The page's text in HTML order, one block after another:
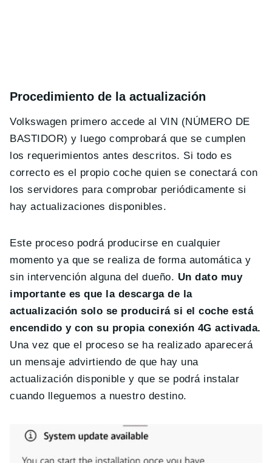
Procedimiento de la actualización
Volkswagen primero accede al VIN (NÚMERO DE
BASTIDOR) y luego comprobará que se cumplen
los requerimientos antes descritos. Si todo es
correcto es el propio coche quien se conectará con
los servidores para comprobar periódicamente si
hay actualizaciones disponibles.
Este proceso podrá producirse en cualquier
momento ya que se realiza de forma automática y
sin intervención alguna del dueño. Un dato muy
importante es que la descarga de la
actualización solo se producirá si el coche está
encendido y con su propia conexión 4G activada.
Una vez que el proceso se ha realizado aparecerá
un mensaje advirtiendo de que hay una
actualización disponible y que se podrá instalar
cuando lleguemos a nuestro destino.